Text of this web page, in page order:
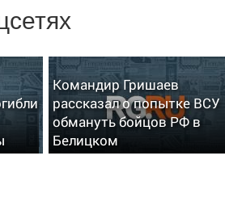
Командир Гришаев
рассказал о попытке ВСУ
обмануть бойцов РФ в
Белицком